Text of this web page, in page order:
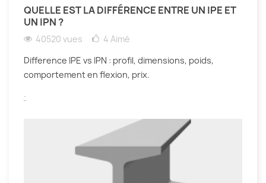
QUELLE EST LA DIFFÉRENCE ENTRE UN IPE ET
UN IPN ?
40520 vues 4 Aimé
Difference IPE vs IPN : profil, dimensions, poids,
comportement en flexion, prix.
.